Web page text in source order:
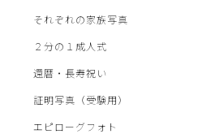
それぞれの家族写真
２分の１成人式
還暦・⾧寿祝い
証明写真（受験用）
エピローグフォト